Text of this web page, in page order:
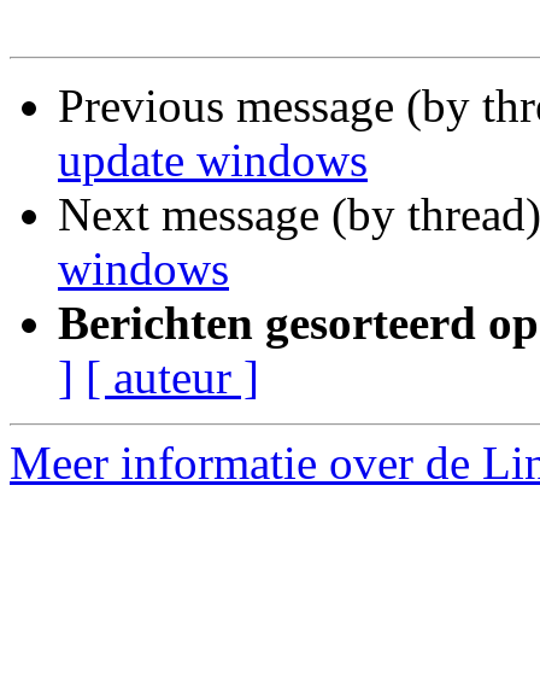
Previous message (by
update windows
Next message (by
windows
Berichten gesorteerd
] [ auteur ]
Meer informatie over de